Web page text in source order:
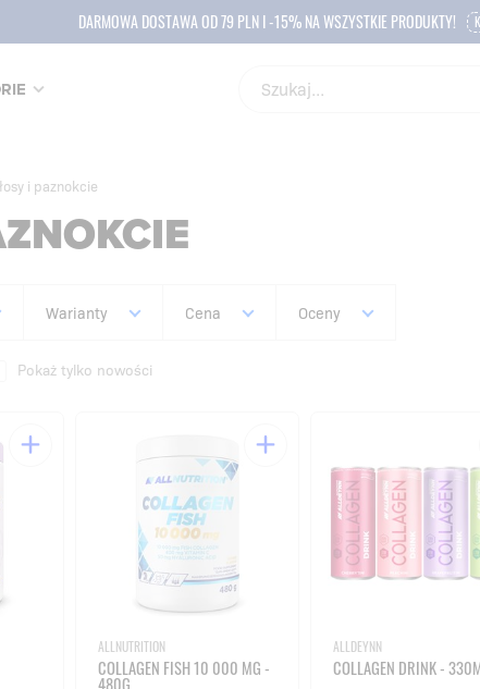
DARMOWA DOSTAWA OD 79 PLN I -15% NA WSZYSTKIE PRODUKTY!
i paznokcie
Warianty Cena Oceny
Pokaż tylko nowości
ALLNUTRITION
COLLAGEN FISH 10 000 MG -
480G
ALLDEYNN
COLLAGEN DRINK -